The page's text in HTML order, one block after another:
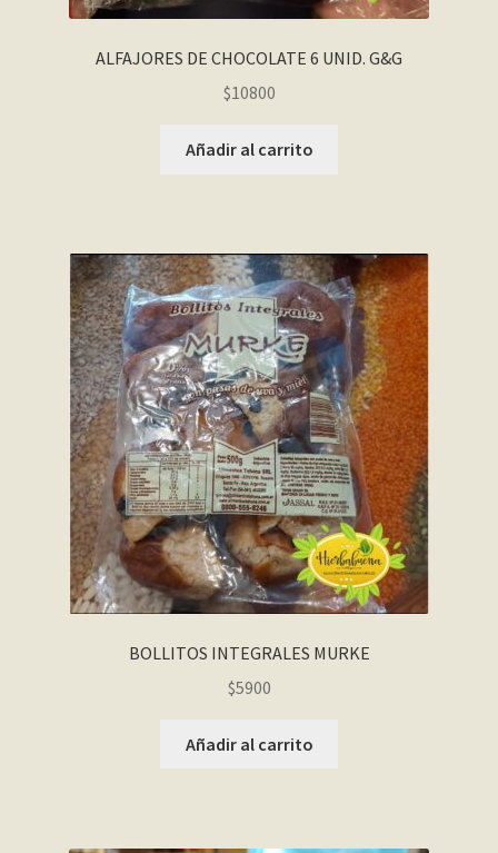
ALFAJORES DE CHOCOLATE 6 UNID. G&G
$10800
Añadir al carrito
BOLLITOS INTEGRALES MURKE
$5900
Añadir al carrito